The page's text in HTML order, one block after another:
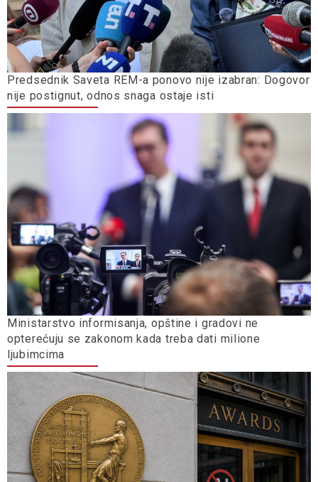
Predsednik Saveta REM-a ponovo nije izabran: Dogovor
nije postignut, odnos snaga ostaje isti
Ministarstvo informisanja, opštine i gradovi ne
opterećuju se zakonom kada treba dati milione
ljubimcima